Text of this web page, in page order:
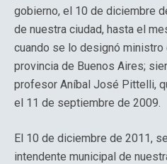
gobierno, el 10 de diciembre
de nuestra ciudad, hasta el
cuando se lo designó ministro
provincia de Buenos Aires;
profesor Aníbal José Pittelli,
el 11 de septiembre de 2009.
El 10 de diciembre de 2011,
intendente municipal de